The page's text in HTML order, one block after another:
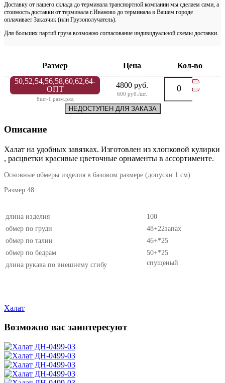
Доставку от нашего склада до терминала транспортной компании мы сделаем сами, а
стоимость доставки от терминала г.Иваново до терминала в Вашем городе
оплачивает Заказчик (или Грузополучатель).
Для больших партий груза возможно согласование индивидуальной схемы доставки.
Размер Цена
Кол-во
50,52,54,56,58,60,62,64-
ОПТ
8шт-1 разм.ряд
4800 руб.
600 руб./шт.
НЕДОСТУПЕН ДЛЯ ЗАКАЗА
Описание
Халат на удобных завязках. Изготовлен из хлопковой кулирки
, расцветки красивые цветочные орнаменты в ассортименте.
Основные обмеры изделия в базовом размере (допуски 1 см)
Размер 48
длина изделия
обмер по груди
обмер по талии
обмер по бедрам
длина рукава по внешнему сгибу
100
48+22запах
46+*25
50+*25
спущеный
Халат
Возможно вас заинтересуют